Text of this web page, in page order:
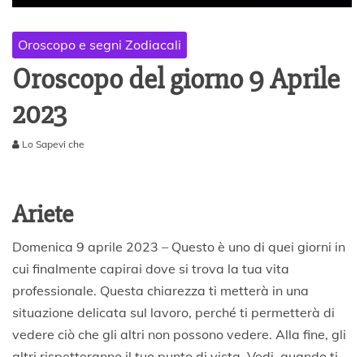
Oroscopo e segni Zodiacali
Oroscopo del giorno 9 Aprile
2023
i
l
2
0
Lo Sapevi che
Ariete
Domenica 9 aprile 2023 – Questo è uno di quei giorni in
cui finalmente capirai dove si trova la tua vita
professionale. Questa chiarezza ti metterà in una
situazione delicata sul lavoro, perché ti permetterà di
vedere ciò che gli altri non possono vedere. Alla fine, gli